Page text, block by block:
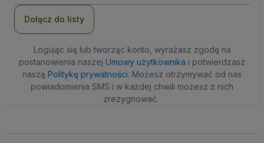
Dołącz do listy
Logując się lub tworząc konto, wyrażasz zgodę na
postanowienia naszej Umowy użytkownika i potwierdzasz
naszą Politykę prywatności. Możesz otrzymywać od nas
powiadomienia SMS i w każdej chwili możesz z nich
zrezygnować.